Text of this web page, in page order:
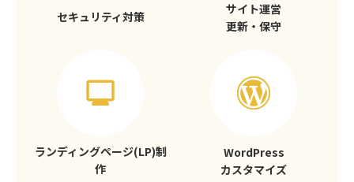
セキュリティ対策
サイト運営
更新・保守
ランディングページ(LP)制
作
WordPress
カスタマイズ